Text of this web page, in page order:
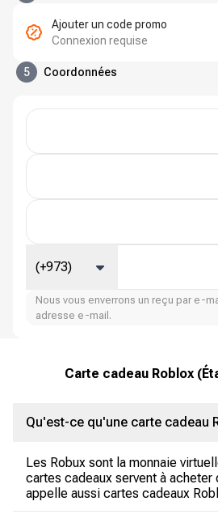
Ajouter un code promo
Connexion requise
5 Coordonnées
(+973)
Nous vous enverrons un reçu par e-
adresse e-mail.
Carte cadeau Roblox
Qu'est-ce qu'une carte cadeau
Les Robux sont la monnaie
cartes cadeaux servent à acheter
appelle aussi cartes cadeaux